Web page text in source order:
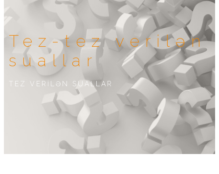
Tez-tez verilən
suallar
TEZ VERİLƏN SUALLAR